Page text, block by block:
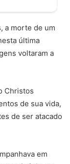
a morte de um
última
voltaram a
Christos
de sua vida,
de ser atacado
em